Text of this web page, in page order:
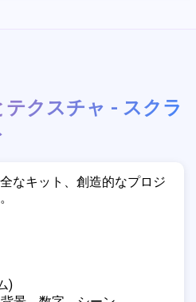
クスチャ - スクラ
なキット、創造的なプロジ
)